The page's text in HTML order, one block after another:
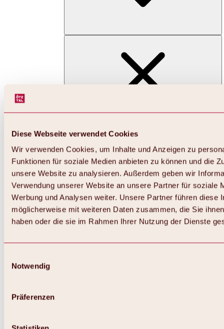
Diese Webseite verwendet Cookies
Wir verwenden Cookies, um Inhalte und Anzeigen zu
Funktionen für soziale Medien anbieten zu können und die
unsere Website zu analysieren. Außerdem geben wir
Verwendung unserer Website an unsere Partner für soziale
Werbung und Analysen weiter. Unsere Partner führen diese
möglicherweise mit weiteren Daten zusammen, die Sie
haben oder die sie im Rahmen Ihrer Nutzung der Dienste
Notwendig
Präferenzen